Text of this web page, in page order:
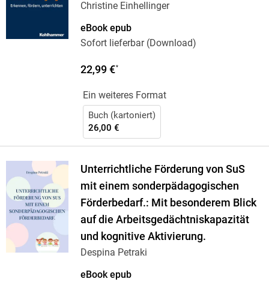
Christine Einhellinger
eBook epub
Sofort lieferbar (Download)
22,99 €*
Ein weiteres Format
Buch (kartoniert)
26,00 €
Unterrichtliche Förderung von SuS
mit einem sonderpädagogischen
Förderbedarf.: Mit besonderem Blick
auf die Arbeitsgedächtniskapazität
und kognitive Aktivierung.
Despina Petraki
eBook epub